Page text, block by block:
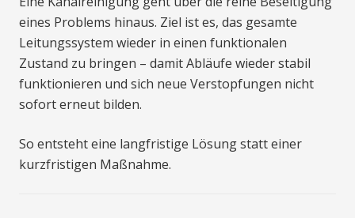
eines Problems hinaus. Ziel ist es, das gesamte
Leitungssystem wieder in einen funktionalen
Zustand zu bringen – damit Abläufe wieder stabil
funktionieren und sich neue Verstopfungen nicht
sofort erneut bilden.
So entsteht eine langfristige Lösung statt einer
kurzfristigen Maßnahme.